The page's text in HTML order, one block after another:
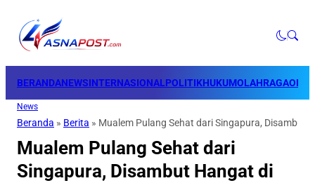
BERANDANEWSINTERNASIONALPOLITIKHUKUMOLAHRAGAOPINI
News
Beranda » Berita » Mualem Pulang Sehat dari Singapura, Disambut
Mualem Pulang Sehat dari
Singapura, Disambut Hangat di